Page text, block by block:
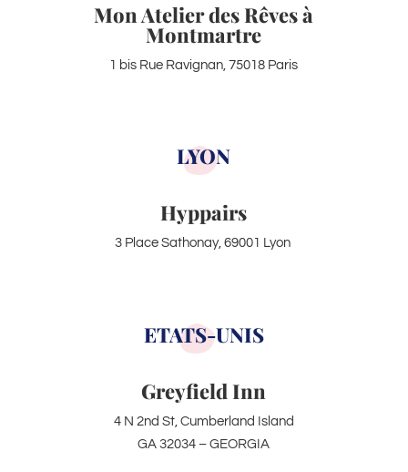
Mon Atelier des Rêves à
Montmartre
1 bis Rue Ravignan, 75018 Paris
LYON
Hyppairs
3 Place Sathonay, 69001 Lyon
ETATS-UNIS
Greyfield Inn
4 N 2nd St, Cumberland Island
GA 32034 – GEORGIA